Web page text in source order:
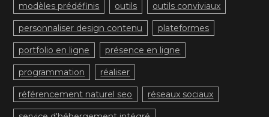
modèles prédéfinis outils outils conviviaux
personnaliser design contenu plateformes
portfolio en ligne présence en ligne
programmation réaliser
référencement naturel seo réseaux sociaux